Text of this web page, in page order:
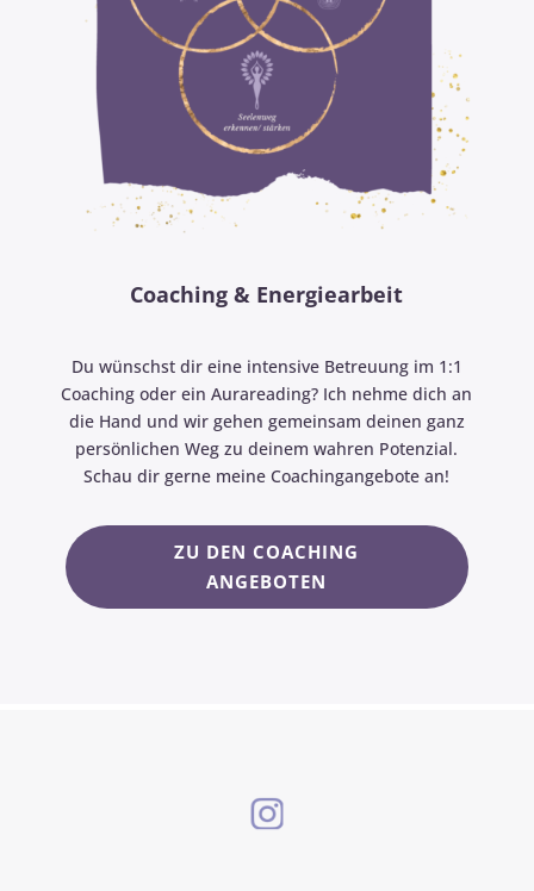
Coaching & Energiearbeit
Du wünschst dir eine intensive Betreuung im 1:1
Coaching oder ein Aurareading? Ich nehme dich an
die Hand und wir gehen gemeinsam deinen ganz
persönlichen Weg zu deinem wahren Potenzial.
Schau dir gerne meine Coachingangebote an!
ZU DEN COACHING
ANGEBOTEN